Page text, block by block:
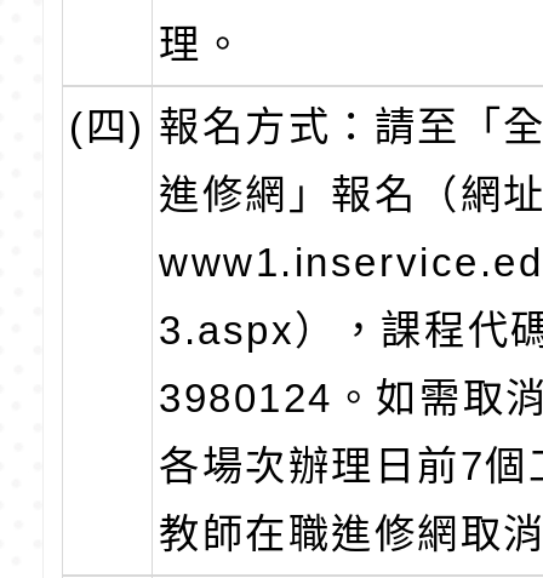
理。
(四) 報名方式：請至「
進修網」報名（網
3.aspx），課程代
3980124。如需取
各場次辦理日前7個
教師在職進修網取